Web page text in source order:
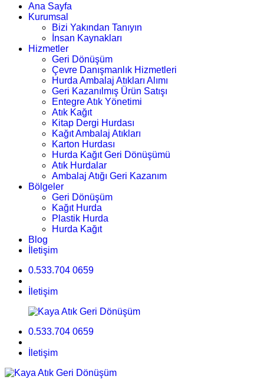
Ana Sayfa
Kurumsal
Bizi Yakından Tanıyın
İnsan Kaynakları
Hizmetler
Geri Dönüşüm
Çevre Danışmanlık Hizmetleri
Hurda Ambalaj Atıkları Alımı
Geri Kazanılmış Ürün Satışı
Entegre Atık Yönetimi
Atık Kağıt
Kitap Dergi Hurdası
Kağıt Ambalaj Atıkları
Karton Hurdası
Hurda Kağıt Geri Dönüşümü
Atık Hurdalar
Ambalaj Atığı Geri Kazanım
Bölgeler
Geri Dönüşüm
Kağıt Hurda
Plastik Hurda
Hurda Kağıt
Blog
İletişim
0.533.704 0659
İletişim
0.533.704 0659
İletişim